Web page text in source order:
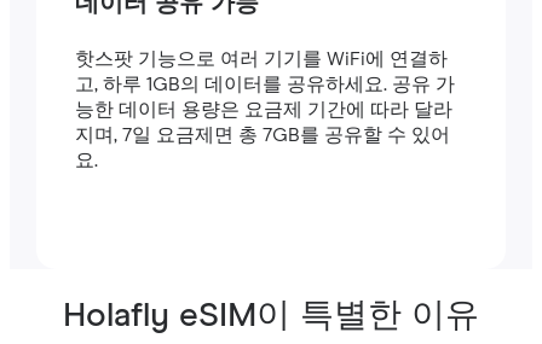
핫스팟 기능으로 여러 기기를 WiFi에 연결하
고, 하루 1GB의 데이터를 공유하세요. 공유 가
능한 데이터 용량은 요금제 기간에 따라 달라
지며, 7일 요금제면 총 7GB를 공유할 수 있어
요.
Holafly eSIM이 특별한 이유